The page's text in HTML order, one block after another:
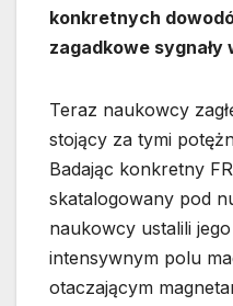
konkretnych
zagadkowe sygnały
Teraz naukowcy
stojący za tymi
Badając konkretny
skatalogowany pod
naukowcy ustalili
intensywnym polu
otaczającym